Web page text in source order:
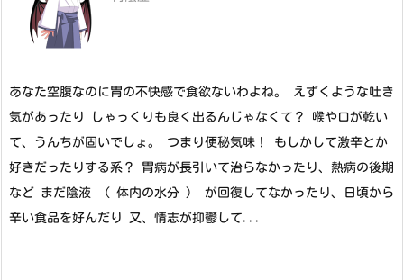
あなた空腹なのに胃の不快感で食欲ないわよね。 えずくような吐き
気があったり しゃっくりも良く出るんじゃなくて？ 喉や口が乾い
て、うんちが固いでしょ。 つまり便秘気味！ もしかして激辛とか
好きだったりする系？ 胃病が長引いて治らなかったり、熱病の後期
など まだ陰液 （ 体内の水分 ） が回復してなかったり、日頃から
辛い食品を好んだり 又、情志が抑鬱して...